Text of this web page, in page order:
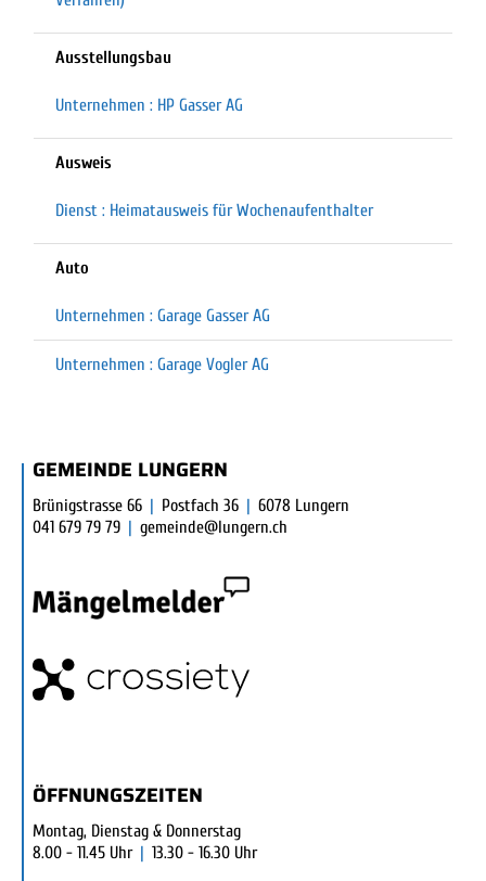
Ausstellungsbau
Unternehmen : HP Gasser AG
Ausweis
Dienst : Heimatausweis für Wochenaufenthalter
Auto
Unternehmen : Garage Gasser AG
Unternehmen : Garage Vogler AG
GEMEINDE LUNGERN
Brünigstrasse 66 | Postfach 36 | 6078 Lungern
041 679 79 79 | gemeinde@lungern.ch
ÖFFNUNGSZEITEN
Montag, Dienstag & Donnerstag
8.00 - 11.45 Uhr
13.30 - 16.30 Uhr